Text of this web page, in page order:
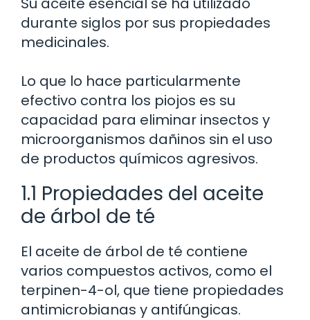
durante siglos por sus propiedades
medicinales.
Lo que lo hace particularmente
efectivo contra los piojos es su
capacidad para eliminar insectos y
microorganismos dañinos sin el uso
de productos químicos agresivos.
1.1 Propiedades del aceite
de árbol de té
El aceite de árbol de té contiene
varios compuestos activos, como el
terpinen-4-ol, que tiene propiedades
antimicrobianas y antifúngicas.